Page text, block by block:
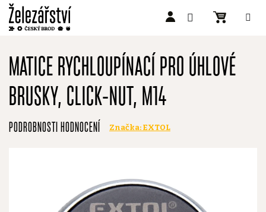
obsah
MATICE RYCHLOUPÍNACÍ PRO ÚHLOVÉ
BRUSKY, CLICK-NUT, M14
Průměrné
hodnocení
PODROBNOSTI HODNOCENÍ Značka: EXTOL